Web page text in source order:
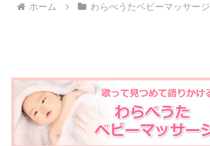
ホーム わらべうたベビーマッサージ